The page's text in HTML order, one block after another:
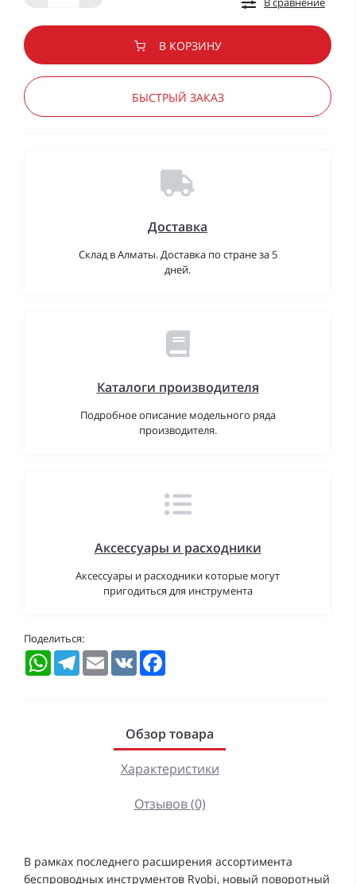
В КОРЗИНУ
БЫСТРЫЙ ЗАКАЗ
Доставка
Склад в Алматы. Доставка по стране за 5
дней.
Каталоги производителя
Подробное описание модельного ряда
производителя.
Аксессуары и расходники
Аксессуары и расходники которые могут
пригодиться для инструмента
Поделиться:
WhatsAppTelegramEmail VK
Обзор товара
Характеристики
Отзывов (0)
В рамках последнего расширения ассортимента
беспроводных инструментов Ryobi, новый поворотный